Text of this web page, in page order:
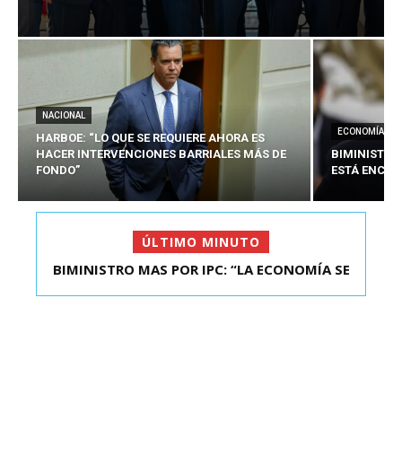
NACIONAL
HARBOE: “LO QUE SE REQUIERE AHORA ES
HACER INTERVENCIONES BARRIALES MÁS DE
FONDO”
ECONOMÍA
BIMINISTRO
ESTÁ
ÚLTIMO MINUTO
KAST SE REUNIÓ CON EL PRESIDENTE ELECTO DE
BIMINISTRO MAS POR IPC: “LA ECONOMÍA SE